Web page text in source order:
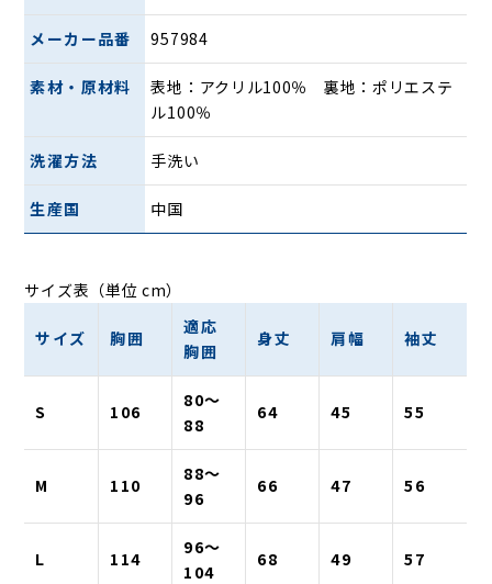
メーカー品番 957984
素材・原材料
表地：アクリル100％ 裏地：ポリエステ
ル100％
洗濯方法 手洗い
生産国 中国
サイズ表（単位 cm）
サイズ 胸囲
適応
胸囲
身丈 肩幅 袖丈
S 106
80〜
88
64 45 55
M 110
88〜
96
66 47 56
L 114
96〜
104
68 49 57